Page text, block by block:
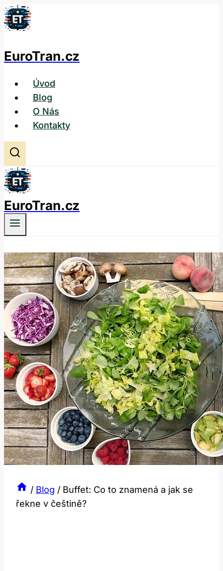
Přeskočit
na
EuroTran.cz
Úvod
Blog
O Nás
Kontakty
EuroTran.cz
/ Blog / Buffet: Co to znamená a jak se
řekne v češtině?